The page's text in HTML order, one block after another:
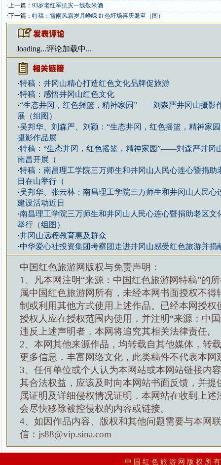
·上一篇： 93岁老红军抗灾一线敬米酒
·下一篇： 特稿：雪雨风霜岁月峥嵘 红色圩场喜庆耄至（图）
loading...评论加载中...
·特稿：井冈山精心打造红色文化品牌促旅游
·特稿：感悟井冈山红色文化
·“生态井冈，红色摇篮，精神家园”——刘森严井冈山摄影
展（组图）
·吴邦华、刘森严、刘颖：“生态井冈，红色摇篮，精神家
摄影作品展
·特稿：“生态井冈，红色摇篮，精神家园”——刘森严井冈
南昌开展（
·特稿：南昌理工学院三万师生和井冈山人民心连心暨捐助
日在山举行（
·吴邦华、张云林：南昌理工学院三万师生和井冈山人民心
建设活动近日
·南昌理工学院三万师生和井冈山人民心连心暨捐助老区文
举行（组图）
·井冈山远程教育惠及群众
·中华爱心社投资集团考察团走进井冈山感受红色旅游并捐
中国红色旅游网版权与免责声明：
1、凡本网注明“来源：中国红色旅游网特稿”的
属中国红色旅游网所有，未经本网书面授权不得
制或利用其他方式使用上述作品。已经本网授权
授权人应在授权范围内使用，并注明“来源：中
违反上述声明者，本网将追究其相关法律责任。
2、本网其他来源作品，均转载自其他媒体，转
更多信息，丰富网络文化，此类稿件不代表本网
3、任何单位或个人认为本网站或本网站链接内
其合法权益，应该及时向本网站书面反馈，并提
属证明及详细侵权情况证明，本网站在收到上述
会尽快移除被控侵权的内容或链接。
4、如因作品内容、版权和其他问题需要与本网
信：js88@vip.sina.com
中 国 红 色 旅 游 网 版 权 所